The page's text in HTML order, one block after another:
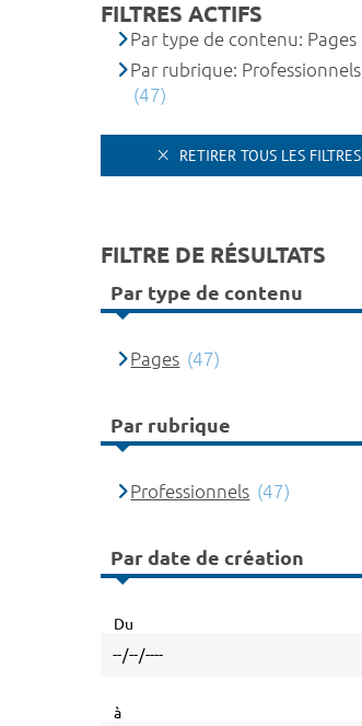
FILTRES ACTIFS
Par type de contenu: Pages
Par rubrique: Professionnels
(47)
RETIRER TOUS LES FILTRES
FILTRE DE RÉSULTATS
Par type de contenu
Pages (47)
Par rubrique
Professionnels (47)
Par date de création
Du
à